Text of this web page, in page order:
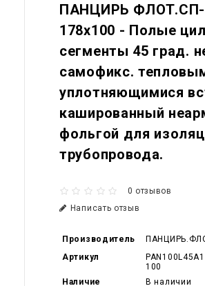
ПАНЦИРЬ ФЛОТ.СП-
178x100 - Полые
сегменты 45 град.
самофикс.
уплотняющимися
кашированный
фольгой для
трубопровода.
0 отзывов
Написать отзыв
Производитель
Артикул
100
Наличие
В наличии